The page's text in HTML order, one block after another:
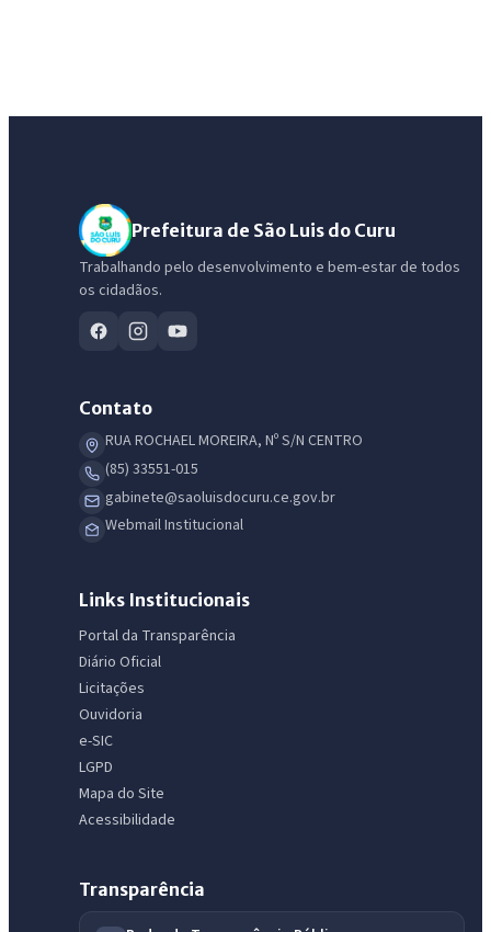
Prefeitura de São Luis do Curu
Trabalhando pelo desenvolvimento e bem-estar de todos
os cidadãos.
Contato
RUA ROCHAEL MOREIRA, Nº S/N CENTRO
(85) 33551-015
gabinete@saoluisdocuru.ce.gov.br
Webmail Institucional
Links Institucionais
Portal da Transparência
Diário Oficial
Licitações
Ouvidoria
e-SIC
LGPD
Mapa do Site
Acessibilidade
Transparência
IntGest AI
Assistente do Portal
Olá. Pergunte sobre serviços, notícias, legislação, Diário Oficial,
Licitações abertas Carta de serviços